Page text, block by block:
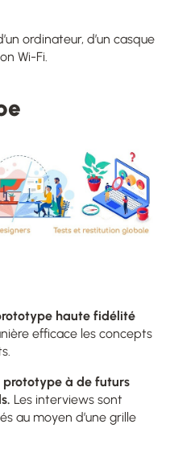
ordinateur, d’un casque
Wi-Fi.
haute fidélité
efficace les concepts
prototype à de futurs
Les interviews sont
au moyen d’une grille